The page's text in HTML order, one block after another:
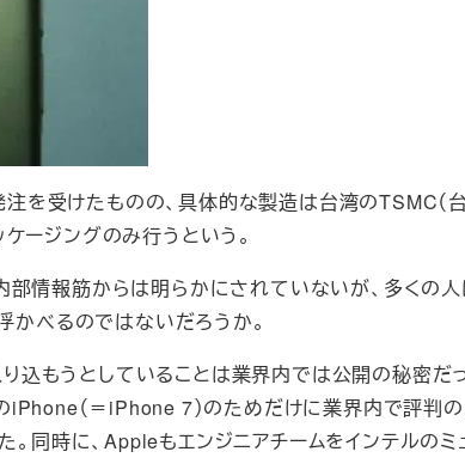
を受けたものの、具体的な製造は台湾のTSMC（
ージングのみ行うという。
情報筋からは明らかにされていないが、多くの人
かべるのではないだろうか。
もうとしていることは業界内では公開の秘密だっ
（＝iPhone 7）のためだけに業界内で評判
同時に、Appleもエンジニアチームをインテルのミ